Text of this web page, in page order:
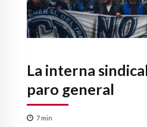
La interna
paro general
7 min